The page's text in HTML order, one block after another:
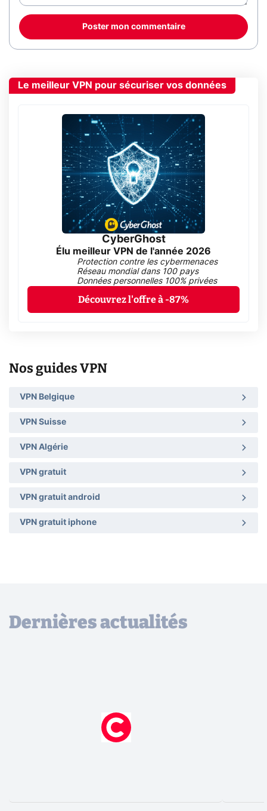
Poster mon commentaire
Le meilleur VPN pour sécuriser vos données
CyberGhost
Élu meilleur VPN de l'année 2026
Protection contre les cybermenaces
Réseau mondial dans 100 pays
Données personnelles 100% privées
Découvrez l'offre à -87%
Nos guides VPN
VPN Belgique
VPN Suisse
VPN Algérie
VPN gratuit
VPN gratuit android
VPN gratuit iphone
Dernières actualités